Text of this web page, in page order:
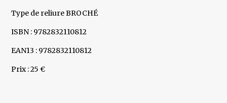
Type de reliure BROCHÉ
ISBN : 9782832110812
EAN13 : 9782832110812
Prix : 25 €